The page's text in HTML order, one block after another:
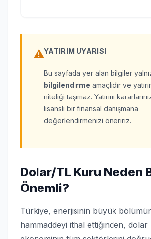
YATIRIM UYARISI
Bu sayfada yer alan bilgiler
bilgilendirme amaçlıdır ve
niteliği taşımaz. Yatırım
lisanslı bir finansal danışmana
değerlendirmenizi öneririz.
Dolar/TL Kuru Neden
Önemli?
Türkiye, enerjisinin büyük
hammaddeyi ithal ettiğinden, dolar